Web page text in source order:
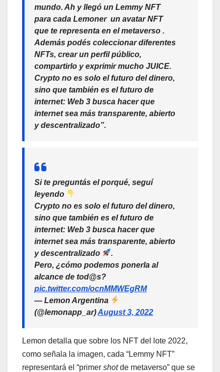
mundo. Ah y llegó un Lemmy NFT
para cada Lemoner un avatar NFT
que te representa en el metaverso .
Además podés coleccionar diferentes
NFTs, crear un perfil público,
compartirlo y exprimir mucho JUICE.
Crypto no es solo el futuro del dinero,
sino que también es el futuro de
internet: Web 3 busca hacer que
internet sea más transparente, abierto
y descentralizado”.
Si te preguntás el porqué, seguí
leyendo
Crypto no es solo el futuro del dinero,
sino que también es el futuro de
internet: Web 3 busca hacer que
internet sea más transparente, abierto
y descentralizado
.
Pero, ¿cómo podemos ponerla al
alcance de tod@s?
pic.twitter.com/ocnMMWEgRM
— Lemon Argentina
(@lemonapp_ar)August 3, 2022
Lemon detalla que sobre los NFT del lote 2022,
como señala la imagen, cada “Lemmy NFT”
representará el “primer shotde metaverso” que se